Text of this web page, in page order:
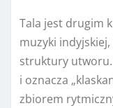
Tala jest drugim
muzyki
struktury utworu.
i oznacza
zbiorem